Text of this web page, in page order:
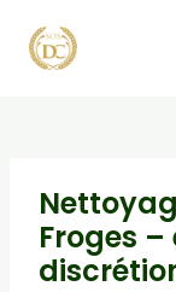
contenu
Froges